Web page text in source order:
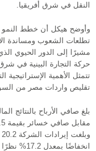
النقل في شرق أفريقيا.
وأوضح هيكل أن خطط النمو
تطلعات الشعوب ومساندة
مشيرًا إلى الدور الحيوي
حركة التجارة البينية في شرق
تتمثل الأهمية
تقليص واردات مصر من السولار بأكثر من 50٪
انخفاضًا